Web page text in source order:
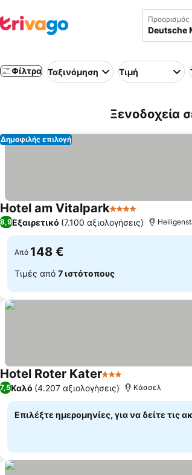
Προορισμός
Φίλτρα Ταξινόμηση Τιμή
Ξενοδοχεία
Δημοφιλής επιλογή
Hotel am Vitalpark4 Αστέρια
8,9Εξαιρετικό (7.100 αξιολογήσεις)
Από 148 €
Τιμές από 7 ιστότοπους
Hotel Roter Kater3 Αστέρια
7,5Καλό (4.207 αξιολογήσεις) Κάσσελ
Επιλέξτε ημερομηνίες, για να δείτε τις